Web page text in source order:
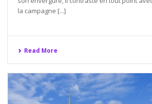
la campagne [...]
Read More